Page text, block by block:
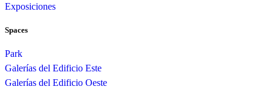
Exposiciones
Spaces
Park
Galerías del Edificio Este
Galerías del Edificio Oeste